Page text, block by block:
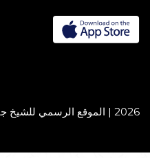
2026 | الموقع الرسمي للشيخ جيل صادق